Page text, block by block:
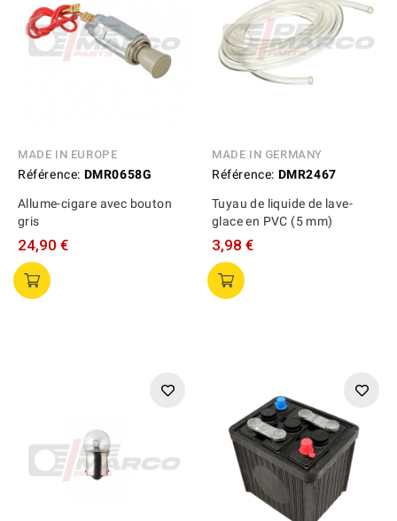
MADE IN EUROPE
Référence: DMR0658G
Allume-cigare avec bouton
gris
24,90 €
MADE IN GERMANY
Référence: DMR2467
Tuyau de liquide de lave-
glace en PVC (5 mm)
3,98 €